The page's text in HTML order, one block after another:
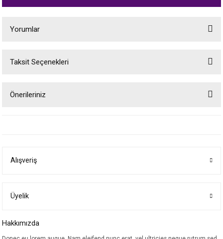
Yorumlar
Taksit Seçenekleri
Önerileriniz
Ürün bilgilerinde hatalar bulunuyor.
Bu ürüne benzer farklı alternatifler olmalı.
Alışveriş
Üyelik
Hakkımızda